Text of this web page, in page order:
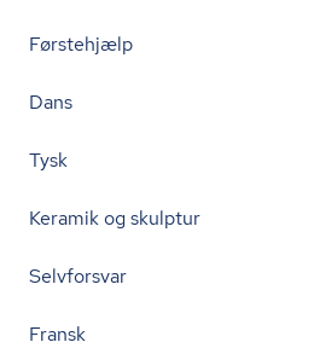
Førstehjælp
Dans
Tysk
Keramik og skulptur
Selvforsvar
Fransk